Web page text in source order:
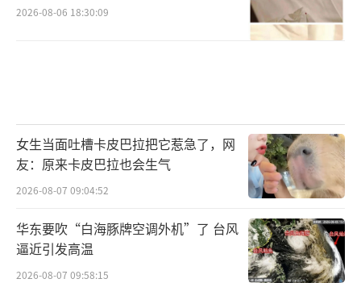
2026-08-06 18:30:09
女生当面吐槽卡皮巴拉把它惹急了，网
友：原来卡皮巴拉也会生气
2026-08-07 09:04:52
华东要吹“白海豚牌空调外机”了 台风
逼近引发高温
2026-08-07 09:58:15